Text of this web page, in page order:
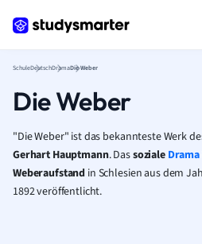
SchuleDeutschDramaDie Weber
Die Weber
"Die Weber" ist das bekannteste Werk
Gerhart Hauptmann. Dassoziale Drama
Weberaufstand in Schlesien aus dem
1892 veröffentlicht.